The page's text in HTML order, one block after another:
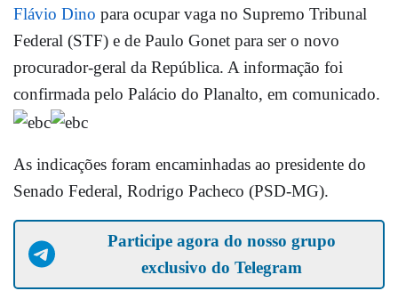
Flávio Dino para ocupar vaga no Supremo Tribunal
Federal (STF) e de Paulo Gonet para ser o novo
procurador-geral da República. A informação foi
confirmada pelo Palácio do Planalto, em comunicado.
As indicações foram encaminhadas ao presidente do
Senado Federal, Rodrigo Pacheco (PSD-MG).
Participe agora do nosso grupo
exclusivo do Telegram